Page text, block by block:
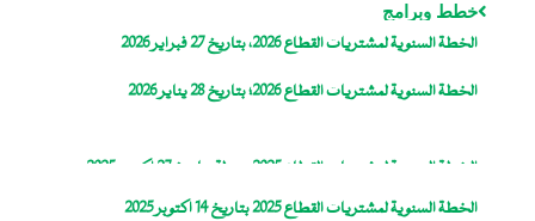
خطط وبرامج
الخطة السنوية لمشتريات القطاع 2026، بتاريخ 27 فبراير 2026
الخطة السنوية لمشتريات القطاع 2026؛ بتاريخ 28 يناير 2026
الخطة السنوية لمشتريات القطاع 2025، معدلة بتاريخ 27 اكتوبر 2025
الخطة السنوية لمشتريات القطاع 2025 بتاريخ 14 اكتوبر 2025